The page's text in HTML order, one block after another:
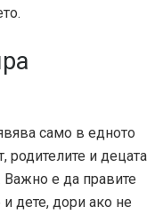
само в едното
родителите и децата
Важно е да правите
дете, дори ако не